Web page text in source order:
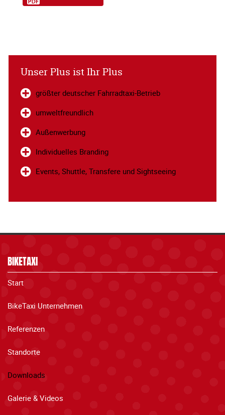
Unser Plus ist Ihr Plus
größter deutscher Fahrradtaxi-Betrieb
umweltfreundlich
Außenwerbung
Individuelles Branding
Events, Shuttle, Transfere und Sightseeing
BIKETAXI
Start
BikeTaxi Unternehmen
Referenzen
Standorte
Downloads
Galerie & Videos